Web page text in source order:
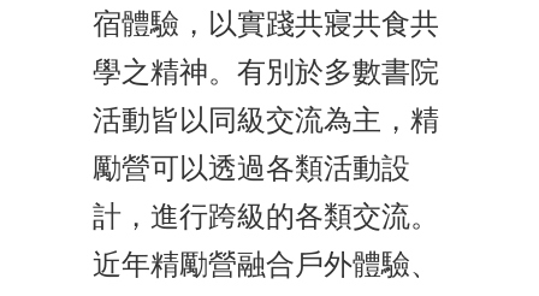
宿體驗，以實踐共寢共食共
學之精神。有別於多數書院
活動皆以同級交流為主，精
勵營可以透過各類活動設
計，進行跨級的各類交流。
近年精勵營融合戶外體驗、